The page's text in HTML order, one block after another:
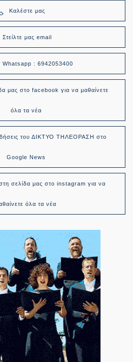
Καλέστε μας
Στείλτε μας email
Whatsapp : 6942053400
μας στο facebook για να μαθαίνετε
όλα τα νέα
του ΔΙΚΤΥΟ ΤΗΛΕΟΡΑΣΗ στο
Google News
σελίδα μας στο instagram για να
όλα τα νέα